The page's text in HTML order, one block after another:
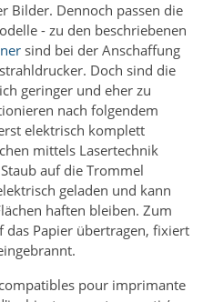
Bilder. Dennoch passen die
- zu den beschriebenen
sind bei der Anschaffung
Doch sind die
geringer und eher zu
nach folgendem
elektrisch komplett
mittels Lasertechnik
auf die Trommel
geladen und kann
haften bleiben. Zum
das Papier übertragen, fixiert
pour imprimante